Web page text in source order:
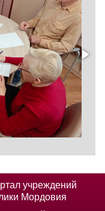
учреждений
Мордовия